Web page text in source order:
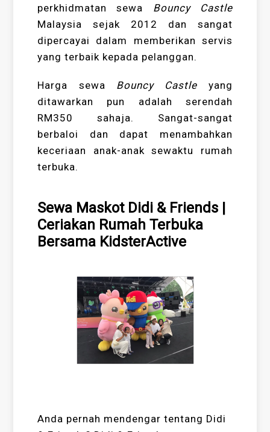
perkhidmatan sewa Bouncy Castle
Malaysia sejak 2012 dan sangat
dipercayai dalam memberikan servis
yang terbaik kepada pelanggan.
Harga sewa Bouncy Castle yang
ditawarkan pun adalah serendah
RM350 sahaja. Sangat-sangat
berbaloi dan dapat menambahkan
keceriaan anak-anak sewaktu rumah
terbuka.
Sewa Maskot Didi & Friends |
Ceriakan Rumah Terbuka
Bersama KidsterActive
Anda pernah mendengar tentang Didi